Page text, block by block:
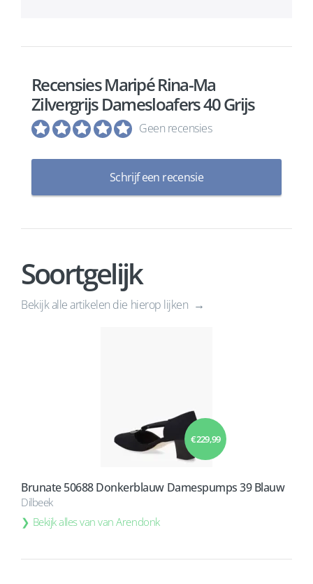
Recensies Maripé Rina-Ma
Zilvergrijs Damesloafers 40 Grijs
Geen recensies
Schrijf een recensie
Soortgelijk
Bekijk alle artikelen die hierop lijken
€ 229,99
Brunate 50688 Donkerblauw Damespumps 39 Blauw
Dilbeek
Bekijk alles van van Arendonk